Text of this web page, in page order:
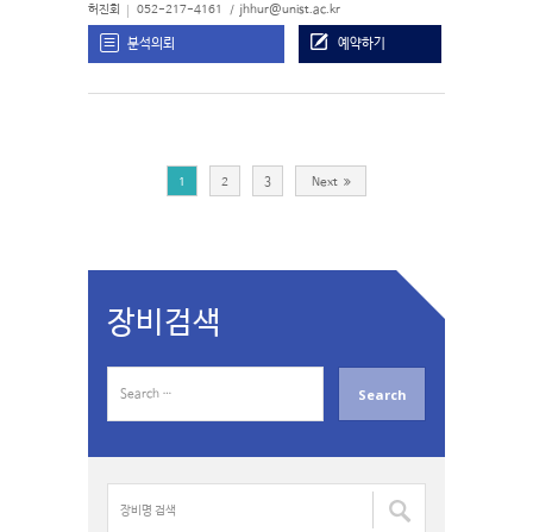
허진회 052-217-4161 jhhur@unist.ac.kr
분석의뢰 예약하기
1 2 3 Next
장비검색
a